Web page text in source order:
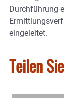
Durchführung
eingeleitet.
Teilen